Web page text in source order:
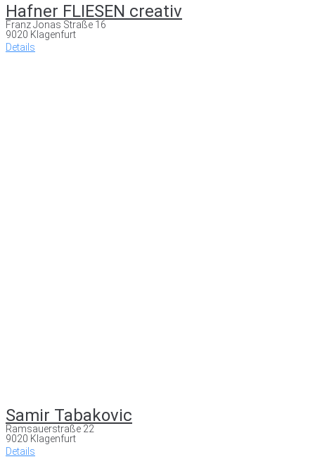
Hafner FLIESEN creativ
Franz Jonas Straße 16
9020 Klagenfurt
Details
Samir Tabakovic
Ramsauerstraße 22
9020 Klagenfurt
Details